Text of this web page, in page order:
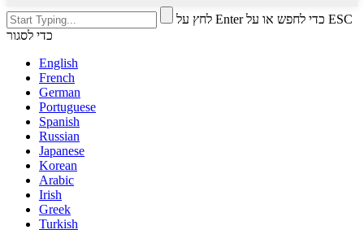
לחץ על Enter כדי לחפש או על ESC
כדי לסגור
English
French
German
Portuguese
Spanish
Russian
Japanese
Korean
Arabic
Irish
Greek
Turkish